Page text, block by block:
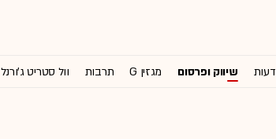
דעות שיווק ופרסום מגזין G תרבות וול סטריט ג'ורנל